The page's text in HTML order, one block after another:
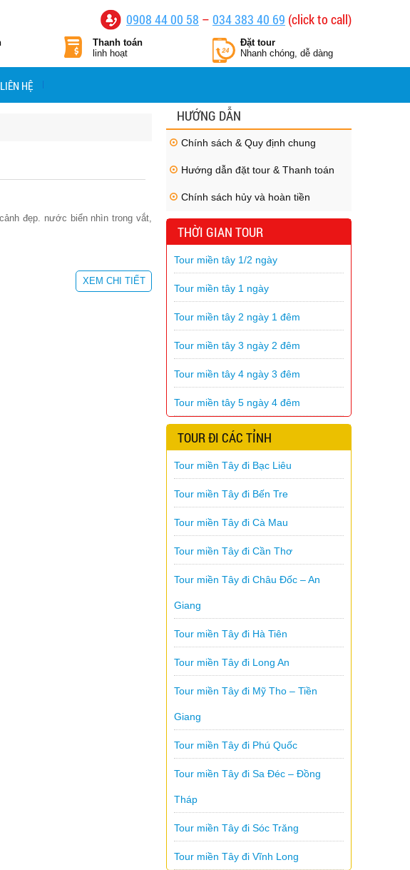
0908 44 00 58 – 034 383 40 69 (click to call)
Thanh toán
linh hoạt
Đặt tour
Nhanh chóng, dễ dàng
LIÊN HỆ
đẹp. nước biển nhìn trong vắt,
XEM CHI TIẾT
HƯỚNG DẪN
Chính sách & Quy định chung
Hướng dẫn đặt tour & Thanh toán
Chính sách hủy và hoàn tiền
THỜI GIAN TOUR
Tour miền tây 1/2 ngày
Tour miền tây 1 ngày
Tour miền tây 2 ngày 1 đêm
Tour miền tây 3 ngày 2 đêm
Tour miền tây 4 ngày 3 đêm
Tour miền tây 5 ngày 4 đêm
TOUR ĐI CÁC TỈNH
Tour miền Tây đi Bạc Liêu
Tour miền Tây đi Bến Tre
Tour miền Tây đi Cà Mau
Tour miền Tây đi Cần Thơ
Tour miền Tây đi Châu Đốc – An
Giang
Tour miền Tây đi Hà Tiên
Tour miền Tây đi Long An
Tour miền Tây đi Mỹ Tho – Tiền
Giang
Tour miền Tây đi Phú Quốc
Tour miền Tây đi Sa Đéc – Đồng
Tháp
Tour miền Tây đi Sóc Trăng
Tour miền Tây đi Vĩnh Long